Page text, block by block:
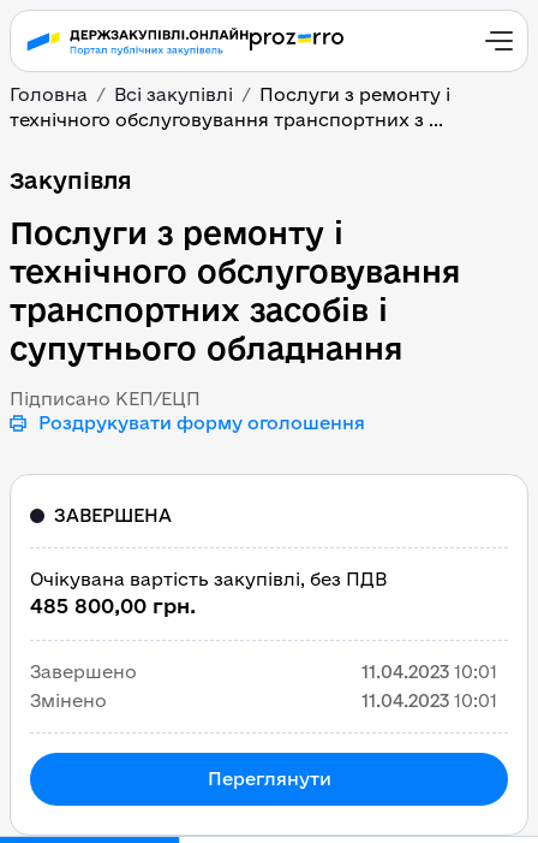
Головна Всі закупівлі
Послуги з ремонту і
технічного обслуговування транспортних з ...
Послуги з ремонту і
Закупівля
Послуги з ремонту і
технічного обслуговування
транспортних засобів і
супутнього обладнання
Підписано КЕП/ЕЦП
Роздрукувати форму оголошення
ЗАВЕРШЕНА
Очікувана вартість закупівлі, без ПДВ
485 800,00 грн.
Завершено 11.04.2023 10:01
Змінено
11.04.2023 10:01
Переглянути